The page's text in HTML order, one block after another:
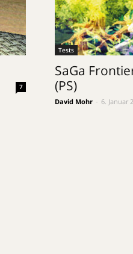
7
Tests
SaGa
(PS)
David Mohr 6. Januar